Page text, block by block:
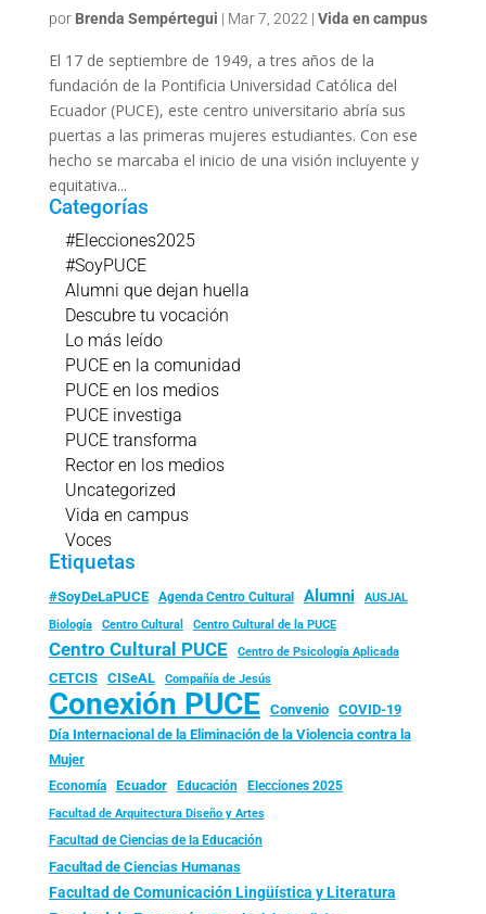
por Brenda Sempértegui | Mar 7, 2022 | Vida en campus
El 17 de septiembre de 1949, a tres años de la
fundación de la Pontificia Universidad Católica del
Ecuador (PUCE), este centro universitario abría sus
puertas a las primeras mujeres estudiantes. Con ese
hecho se marcaba el inicio de una visión incluyente y
equitativa...
Categorías
#Elecciones2025
#SoyPUCE
Alumni que dejan huella
Descubre tu vocación
Lo más leído
PUCE en la comunidad
PUCE en los medios
PUCE investiga
PUCE transforma
Rector en los medios
Uncategorized
Vida en campus
Voces
Etiquetas
#SoyDeLaPUCE Agenda Centro Cultural Alumni
AUSJAL
Biología
Centro Cultural Centro Cultural de la PUCE
Centro Cultural PUCE Centro de Psicología Aplicada
CETCIS CISeAL Compañía de Jesús
Conexión PUCE Convenio
COVID-19
Día Internacional de la Eliminación de la Violencia contra la
Mujer
Economía Ecuador Educación Elecciones 2025
Facultad de Arquitectura Diseño y Artes
Facultad de Ciencias de la Educación
Facultad de Ciencias Humanas
Facultad de Comunicación Lingüística y Literatura